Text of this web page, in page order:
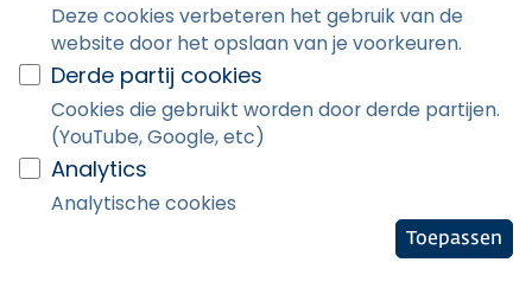
Deze cookies verbeteren het gebruik van de
website door het opslaan van je voorkeuren.
Derde partij cookies
Cookies die gebruikt worden door derde partijen.
(YouTube, Google, etc)
Analytics
Analytische cookies
Toepassen